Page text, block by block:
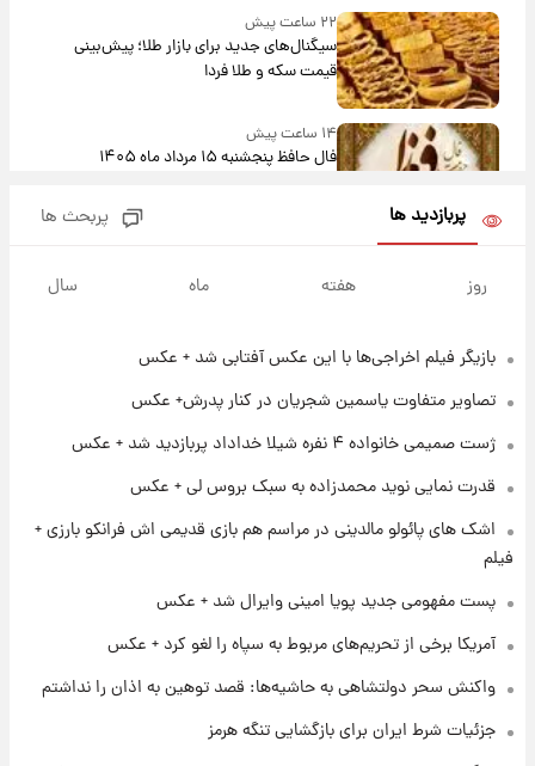
۲۲ ساعت پیش
سیگنال‌های جدید برای بازار طلا؛ پیش‌بینی
قیمت سکه و طلا فردا
۱۴ ساعت پیش
فال حافظ پنجشنبه ۱۵ مرداد ماه ۱۴۰۵
۱۶ ساعت پیش
+ جدول
آغاز طرح جدید فروش مشارکت در تولید سایپا؛
سود مشارکت چند درصد است؟
۱ روز پیش
زمان پخش «مرد سه هزار چهره» مشخص شد
پربازدید ها پربحث ها
روز هفته ماه سال
بازیگر فیلم اخراجی‌ها با این عکس آفتابی شد + عکس
تصاویر متفاوت یاسمین شجریان در کنار پدرش+ عکس
ژست صمیمی خانواده ۴ نفره شیلا خداداد پربازدید شد + عکس
قدرت نمایی نوید محمدزاده به سبک بروس لی + عکس
اشک های پائولو مالدینی در مراسم هم بازی قدیمی اش فرانکو بارزی +
فیلم
پست مفهومی جدید پویا امینی وایرال شد + عکس
آمریکا برخی از تحریم‌های مربوط به سپاه را لغو کرد + عکس
واکنش سحر دولتشاهی به حاشیه‌ها: قصد توهین به اذان را نداشتم
جزئیات شرط ایران برای بازگشایی تنگه هرمز